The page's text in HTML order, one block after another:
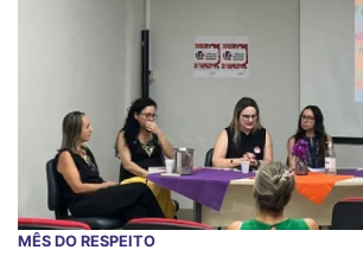
MÊS DO RESPEITO